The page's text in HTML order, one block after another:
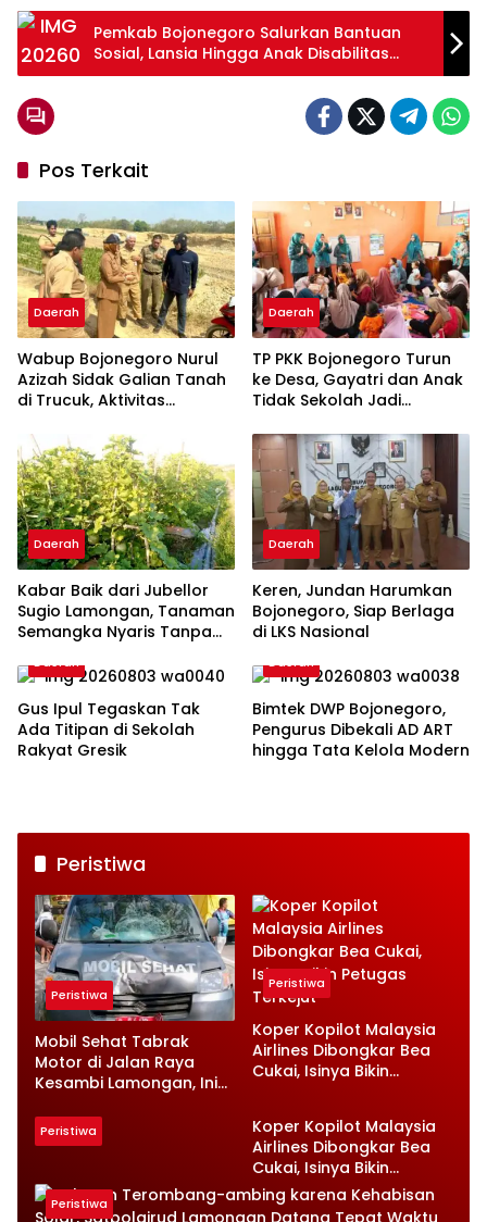
Pemkab Bojonegoro Salurkan Bantuan
Sosial, Lansia Hingga Anak Disabilitas
Terbantu
Pos Terkait
Daerah
Wabup Bojonegoro Nurul
Azizah Sidak Galian Tanah
di Trucuk, Aktivitas
Daerah
TP PKK Bojonegoro Turun
ke Desa, Gayatri dan Anak
Tidak Sekolah Jadi
Daerah
Kabar Baik dari Jubellor
Sugio Lamongan, Tanaman
Semangka Nyaris Tanpa
Daerah
Keren, Jundan Harumkan
Bojonegoro, Siap Berlaga
di LKS Nasional
Daerah
Gus Ipul Tegaskan Tak
Ada Titipan di Sekolah
Rakyat Gresik
Daerah
Bimtek DWP Bojonegoro,
Pengurus Dibekali AD ART
hingga Tata Kelola Modern
Peristiwa
Peristiwa
Mobil Sehat Tabrak
Motor di Jalan Raya
Kesambi Lamongan, Ini
Peristiwa
Koper Kopilot Malaysia
Airlines Dibongkar Bea
Cukai, Isinya Bikin
Peristiwa
Koper Kopilot Malaysia
Airlines Dibongkar Bea
Cukai, Isinya Bikin
Petugas Terkejut
Peristiwa